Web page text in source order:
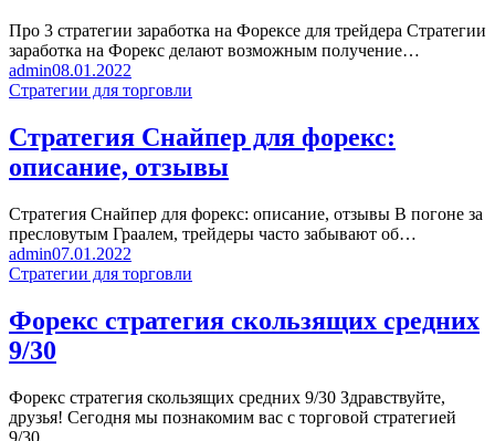
Про 3 стратегии заработка на Форексе для трейдера Cтратегии
заработка на Форекс делают возможным получение…
admin08.01.2022
Стратегии для торговли
Стратегия Снайпер для форекс:
описание, отзывы
Стратегия Снайпер для форекс: описание, отзывы В погоне за
пресловутым Граалем, трейдеры часто забывают об…
admin07.01.2022
Стратегии для торговли
Форекс стратегия скользящих средних
9/30
Форекс стратегия скользящих средних 9/30 Здравствуйте,
друзья! Сегодня мы познакомим вас с торговой стратегией
9/30,…